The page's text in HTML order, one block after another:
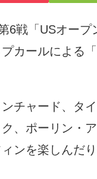
6戦「USオープ
カールによる
チャード、タ
、ポーリン・
ンを楽しんだ